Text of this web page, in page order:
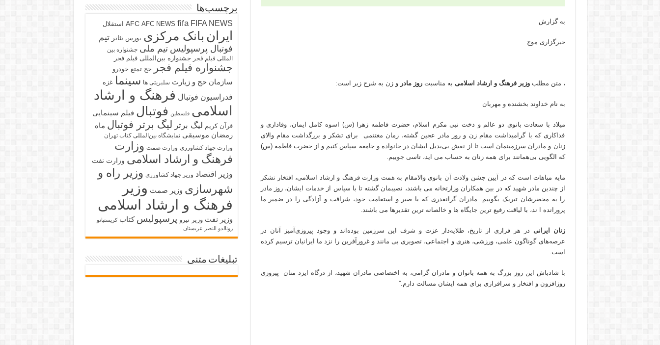
به گزارش
خبرگزاری موج
، متن مطلبوزیر فرهنگ و ارشاد اسلامی به مناسبتروز مادر و زن به شرح زیر است:
به نام خداوند بخشنده و مهربان
میلاد با سعادت بانوی دو عالم و دخت نبی مکرم اسلام، حضرت فاطمه زهرا (س) اسوه کامل ایمان، وفاداری و
فداکاری که با گرامیداشت مقام زن و روز مادر عجین گشته، زمان مغتنمی برای تشکر و بزرگداشت مقام والای
زنان و مادران سرزمینمان است تا از نقش‌ بی‌بدیل ایشان در خانواده و جامعه سپاس کنیم و از حضرت فاطمه (س)
که الگویی بی‌همانند برای همه زنان به حساب می اید، تاسی جوییم.
مایه مباهات است که در آیین جشن ولادت آن بانوی والامقام به همت وزارت فرهنگ و ارشاد اسلامی، افتخار تشکر
از چندین مادر شهید که در بین همکاران وزارتخانه می باشند، نصیبمان گشته تا با سپاس از خدمات ایشان، روز مادر
را به محضرشان تبریک بگوییم. مادران گرانقدری که با صبر و استقامت خود، شرافت و آزادگی را در ضمیر ما
پرورانده ا ند، با لیاقت رفیع ترین جایگاه ها و خالصانه ترین تقدیرها می باشند.
زنان ایرانی در هر فرازی از تاریخ، طلایه‌دار عزت و شرف این سرزمین بوده‌اند و وجود پیروزی‌آمیز آنان در
عرصه‌های گوناگون علمی، ورزشی، هنری و اجتماعی، تصویری بی مانند و غرورآفرین را نزد ما ایرانیان ترسیم کرده
است.
با شادباش این روز بزرگ به همه بانوان و مادران گرامی، به اختصاصی مادران شهید، از درگاه ایزد منان پیروزی
روزافزون و افتخار و سرافرازی برای همه ایشان مسالت دارم.”
برچسب‌ها
AFC AFC NEWS fifa FIFA NEWS استقلال
ایران بانک مرکزی بورس تئاتر تیم
فوتبال پرسپولیس تیم ملی جشنواره بین
المللی فیلم فجر جشنواره بین‌المللی فیلم فجر
جشنواره فیلم فجر حج تمتع خودرو
سازمان حج و زیارت سلبریتی ها سینما غزه
فدراسیون فوتبال فرهنگ و ارشاد
اسلامی فلسطین فوتبال فیلم سینمایی
قرآن کریم لیگ برتر لیگ برتر فوتبال ماه
رمضان موسیقی نمایشگاه بین‌المللی کتاب تهران
وزارت جهاد کشاورزی وزارت صمت وزارت
فرهنگ و ارشاد اسلامی وزارت نفت
وزیر اقتصاد وزیر جهاد کشاورزی وزیر راه و
شهرسازی وزیر صمت وزیر
فرهنگ و ارشاد اسلامی
وزیر نفت وزیر نیرو پرسپولیس کتاب کریستیانو
رونالدو النصر عربستان
تبلیغات متنی